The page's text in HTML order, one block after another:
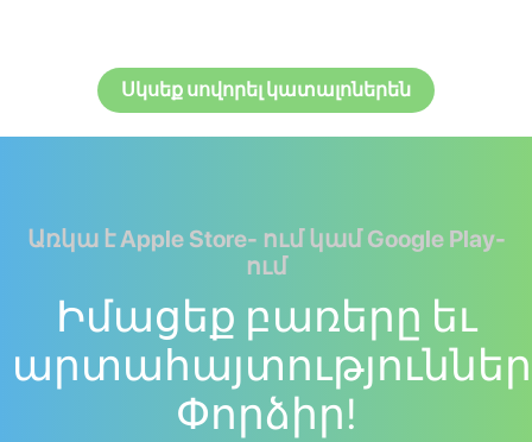
Սկսեք սովորել կատալոներեն
Առկա է Apple Store- ում կամ Google Play-
ում
Իմացեք բառերը եւ
Փորձիր!